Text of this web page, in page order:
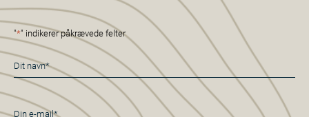
"*" indikerer påkrævede felter
Navn
*
E-